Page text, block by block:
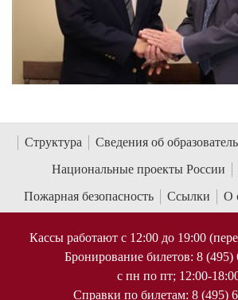
Структура
Сведения об
Национальные проекты России
Пожарная безопасность
Ссылки О
Кассы работают с 12:00 до 19:00
Бронирование билетов: 8 (495)
с пн по пт; 12:00-
Справки по билетам: 8 (495)